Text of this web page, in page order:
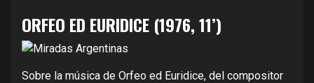
ORFEO ED EURIDICE (1976, 11’)
Sobre la música de Orfeo ed Euridice, del compositor